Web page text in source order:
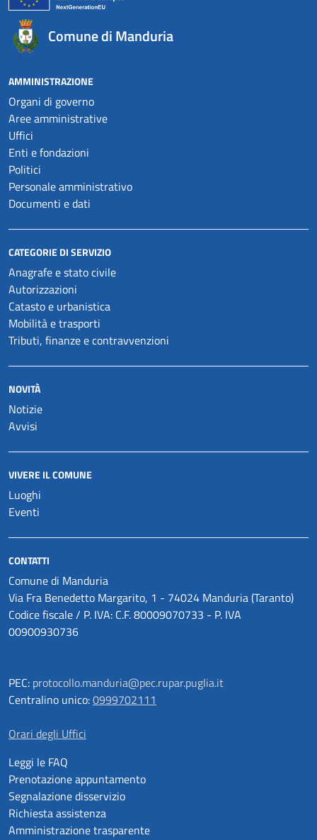
Comune di Manduria
AMMINISTRAZIONE
Organi di governo
Aree amministrative
Uffici
Enti e fondazioni
Politici
Personale amministrativo
Documenti e dati
CATEGORIE DI SERVIZIO
Anagrafe e stato civile
Autorizzazioni
Catasto e urbanistica
Mobilità e trasporti
Tributi, finanze e contravvenzioni
NOVITÀ
Notizie
Avvisi
VIVERE IL COMUNE
Luoghi
Eventi
CONTATTI
Comune di Manduria
Via Fra Benedetto Margarito, 1 - 74024 Manduria (Taranto)
Codice fiscale / P. IVA: C.F. 80009070733 - P. IVA
00900930736
PEC: protocollo.manduria@pec.rupar.puglia.it
Centralino unico:0999702111
Orari degli Uffici
Leggi le FAQ
Prenotazione appuntamento
Segnalazione disservizio
Richiesta assistenza
Amministrazione trasparente